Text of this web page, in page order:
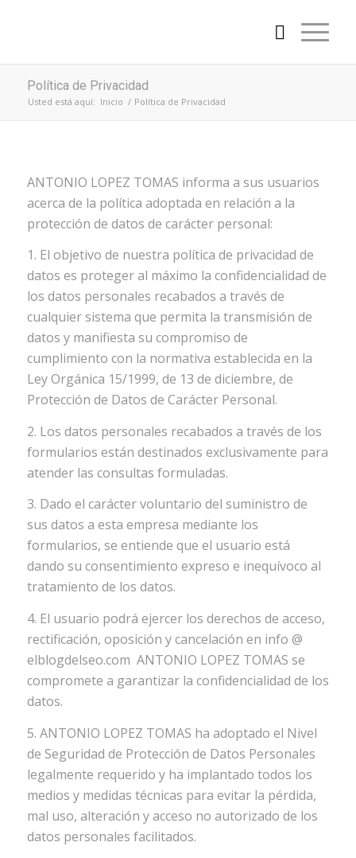
Política de Privacidad
Usted está aquí: Inicio / Política de Privacidad
ANTONIO LOPEZ TOMAS informa a sus usuarios
acerca de la política adoptada en relación a la
protección de datos de carácter personal:
1. El objetivo de nuestra política de privacidad de
datos es proteger al máximo la confidencialidad de
los datos personales recabados a través de
cualquier sistema que permita la transmisión de
datos y manifiesta su compromiso de
cumplimiento con la normativa establecida en la
Ley Orgánica 15/1999, de 13 de diciembre, de
Protección de Datos de Carácter Personal.
2. Los datos personales recabados a través de los
formularios están destinados exclusivamente para
atender las consultas formuladas.
3. Dado el carácter voluntario del suministro de
sus datos a esta empresa mediante los
formularios, se entiende que el usuario está
dando su consentimiento expreso e inequívoco al
tratamiento de los datos.
4. El usuario podrá ejercer los derechos de acceso,
rectificación, oposición y cancelación en info @
elblogdelseo.com ANTONIO LOPEZ TOMAS se
compromete a garantizar la confidencialidad de los
datos.
5. ANTONIO LOPEZ TOMAS ha adoptado el Nivel
de Seguridad de Protección de Datos Personales
legalmente requerido y ha implantado todos los
medios y medidas técnicas para evitar la pérdida,
mal uso, alteración y acceso no autorizado de los
datos personales facilitados.